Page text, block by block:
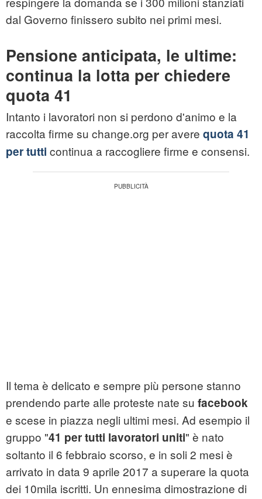
dal Governo finissero subito nei primi mesi.
Pensione anticipata, le ultime:
continua la lotta per chiedere
quota 41
Intanto i lavoratori non si perdono d'animo e la
raccolta firme su change.org per avere quota 41
per tutti continua a raccogliere firme e consensi.
Il tema è delicato e sempre più persone stanno
prendendo parte alle proteste nate su facebook
e scese in piazza negli ultimi mesi. Ad esempio il
gruppo "41 per tutti lavoratori uniti" è nato
soltanto il 6 febbraio scorso, e in soli 2 mesi è
arrivato in data 9 aprile 2017 a superare la quota
dei 10mila iscritti. Un ennesima dimostrazione di